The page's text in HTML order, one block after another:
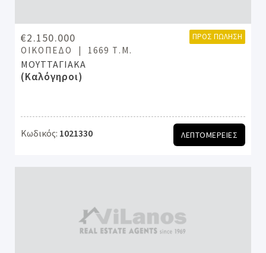
€2.150.000 ΠΡΟΣ ΠΏΛΗΣΗ
ΟΙΚΌΠΕΔΟ 1669 Τ.Μ.
ΜΟΥΤΤΑΓΙΑΚΑ
(Καλόγηροι)
Κωδικός: 1021330 ΛΕΠΤΟΜΕΡΕΙΕΣ